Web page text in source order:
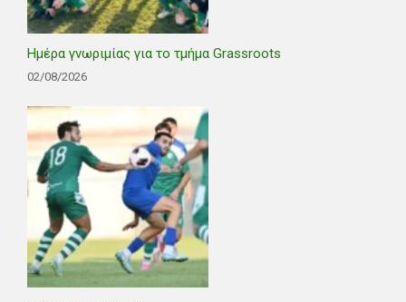
Ημέρα γνωριμίας για το τμήμα Grassroots
02/08/2026